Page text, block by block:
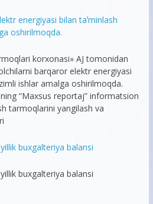
energiyasi bilan taʼminlash
oshirilmoqda.
korxonasi» AJ tomonidan
barqaror elektr energiyasi
ishlar amalga oshirilmoqda.
“Maxsus reportaj” informatsion
tarmoqlarini yangilash va
buxgalteriya balansi
buxgalteriya balansi